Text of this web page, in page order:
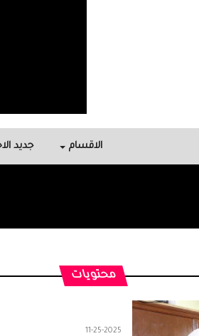
الاقسام جديد
محتويات
11-25-2025